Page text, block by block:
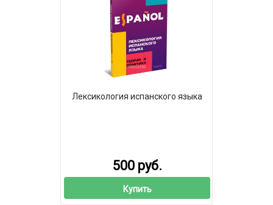
Лексикология испанского языка
500 руб.
Купить